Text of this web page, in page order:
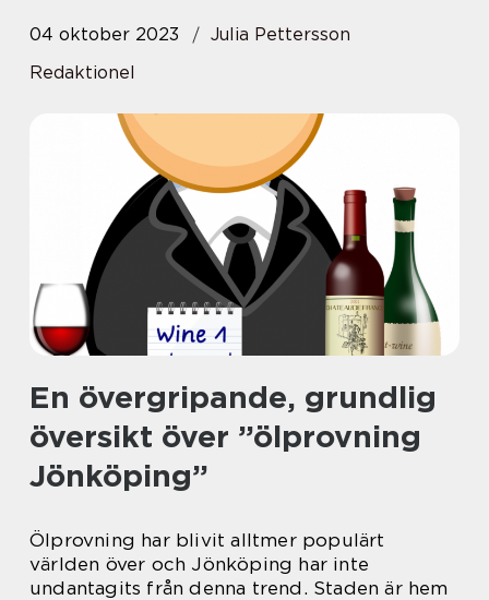
04 oktober 2023
Julia Pettersson
Redaktionel
En övergripande, grundlig
översikt över ”ölprovning
Jönköping”
Ölprovning har blivit alltmer populärt
världen över och Jönköping har inte
undantagits från denna trend. Staden är hem